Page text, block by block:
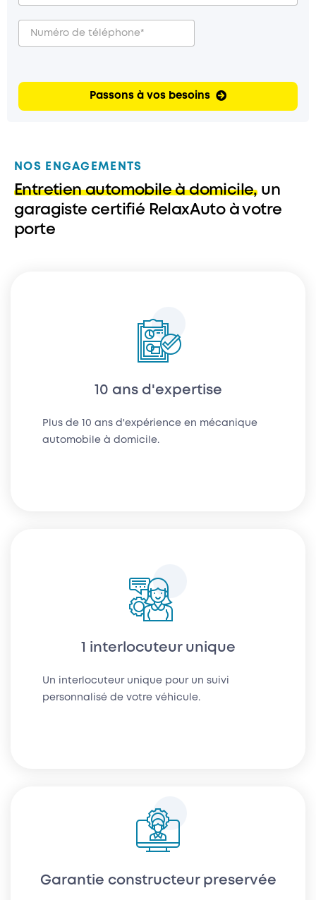
Passons à vos besoins
NOS ENGAGEMENTS
Entretien automobile à domicile,un
garagiste certifié RelaxAuto à votre
porte
10 ans d'expertise
Plus de 10 ans d'expérience en mécanique
automobile à domicile.
1 interlocuteur unique
Un interlocuteur unique pour un suivi
personnalisé de votre véhicule.
Garantie constructeur preservée